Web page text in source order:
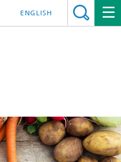
ENGLISH